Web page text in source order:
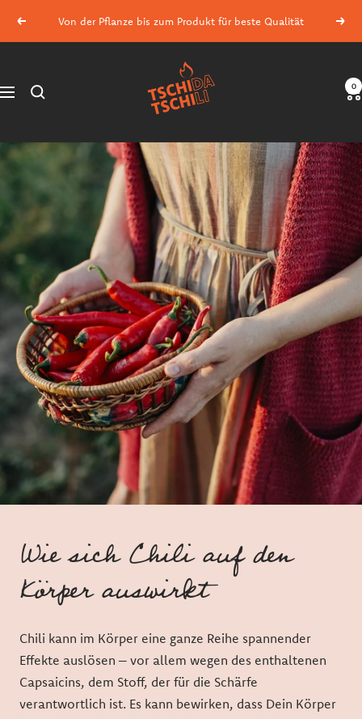
zumZurück Von der Pflanze bis zum Produkt für beste Qualität
Navigation
tschidatschili.at
0
Wie sich Chili auf den
Körper auswirkt
Chili kann im Körper eine ganze Reihe spannender
Effekte auslösen – vor allem wegen des enthaltenen
Capsaicins, dem Stoff, der für die Schärfe
verantwortlich ist. Es kann bewirken, dass Dein Körper